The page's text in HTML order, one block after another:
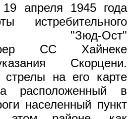
апреля 1945 года
истребительного
"Зюд-Ост"
СС Хайнеке
Скорцени.
на его карте
расположенный в
населенный пункт